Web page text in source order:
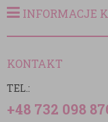
INFORMACJE
KONTAKT
TEL.:
+48 732 098